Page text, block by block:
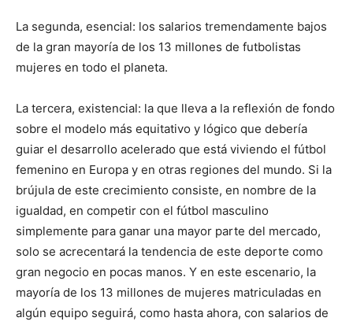
La segunda, esencial: los salarios tremendamente bajos
de la gran mayoría de los 13 millones de futbolistas
mujeres en todo el planeta.
La tercera, existencial: la que lleva a la reflexión de fondo
sobre el modelo más equitativo y lógico que debería
guiar el desarrollo acelerado que está viviendo el fútbol
femenino en Europa y en otras regiones del mundo. Si la
brújula de este crecimiento consiste, en nombre de la
igualdad, en competir con el fútbol masculino
simplemente para ganar una mayor parte del mercado,
solo se acrecentará la tendencia de este deporte como
gran negocio en pocas manos. Y en este escenario, la
mayoría de los 13 millones de mujeres matriculadas en
algún equipo seguirá, como hasta ahora, con salarios de